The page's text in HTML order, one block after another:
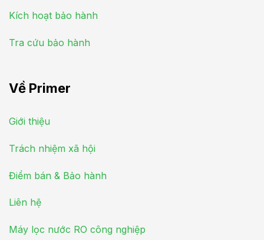
Kích hoạt bảo hành
Tra cứu bảo hành
Về Primer
Giới thiệu
Trách nhiệm xã hội
Điểm bán & Bảo hành
Liên hệ
Máy lọc nước RO công nghiệp